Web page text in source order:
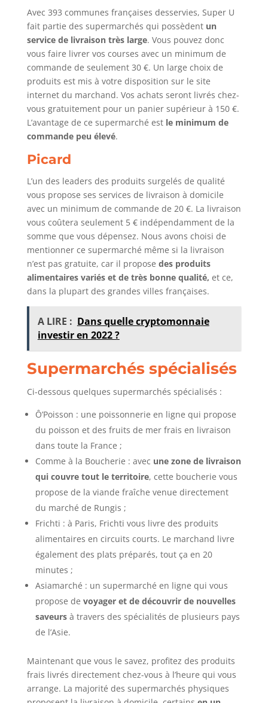
Avec 393 communes françaises desservies, Super U
fait partie des supermarchés qui possèdentun
service de livraison très large. Vous pouvez donc
vous faire livrer vos courses avec un minimum de
commande de seulement 30 €. Un large choix de
produits est mis à votre disposition sur le site
internet du marchand. Vos achats seront livrés chez-
vous gratuitement pour un panier supérieur à 150 €.
L’avantage de ce supermarché estle minimum de
commande peu élevé.
Picard
L’un des leaders des produits surgelés de qualité
vous propose ses services de livraison à domicile
avec un minimum de commande de 20 €. La livraison
vous coûtera seulement 5 € indépendamment de la
somme que vous dépensez. Nous avons choisi de
mentionner ce supermarché même si la livraison
n’est pas gratuite, car il propose des produits
alimentaires variés et de très bonne qualité, et ce,
dans la plupart des grandes villes françaises.
A LIRE : Dans quelle cryptomonnaie
investir en 2022 ?
Supermarchés spécialisés
Ci-dessous quelques supermarchés spécialisés :
Ô’Poisson : une poissonnerie en ligne qui propose
du poisson et des fruits de mer frais en livraison
dans toute la France ;
Comme à la Boucherie : avec une zone de livraison
qui couvre tout le territoire, cette boucherie vous
propose de la viande fraîche venue directement
du marché de Rungis ;
Frichti : à Paris, Frichti vous livre des produits
alimentaires en circuits courts. Le marchand livre
également des plats préparés, tout ça en 20
minutes ;
Asiamarché : un supermarché en ligne qui vous
propose de voyager et de découvrir de nouvelles
saveurs à travers des spécialités de plusieurs pays
de l’Asie.
Maintenant que vous le savez, profitez des produits
frais livrés directement chez-vous à l’heure qui vous
arrange. La majorité des supermarchés physiques